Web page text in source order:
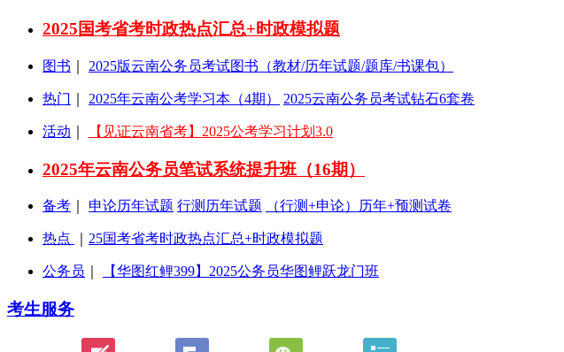
2025国考省考时政热点汇总+时政模拟题
图书 2025版云南公务员考试图书（教材/历年试题/题库/书课包）
热门 2025年云南公考学习本（4期） 2025云南公务员考试钻石6套卷
活动 【见证云南省考】2025公考学习计划3.0
2025年云南公务员笔试系统提升班（16期）
备考 申论历年试题 行测历年试题 （行测+申论）历年+预测试卷
热点 25国考省考时政热点汇总+时政模拟题
公务员 【华图红鲤399】2025公务员华图鲤跃龙门班
考生服务